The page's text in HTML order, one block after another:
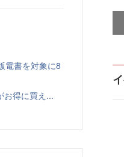
電書を対象に8
得に買え...